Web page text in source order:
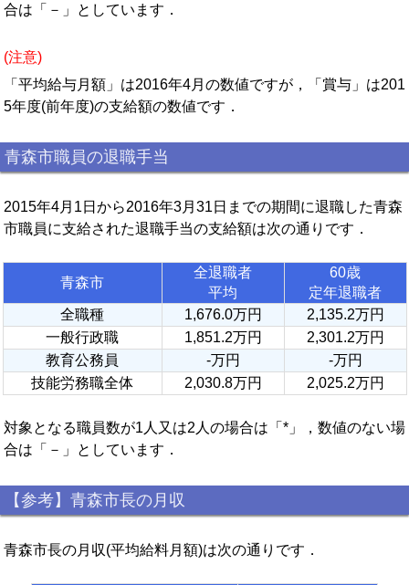
合は「－」としています．
(注意)
「平均給与月額」は2016年4月の数値ですが，「賞与」は201
5年度(前年度)の支給額の数値です．
青森市職員の退職手当
2015年4月1日から2016年3月31日までの期間に退職した青森
市職員に支給された退職手当の支給額は次の通りです．
青森市
全退職者
平均
60歳
定年退職者
全職種
1,676.0万円
2,135.2万円
一般行政職
1,851.2万円
2,301.2万円
教育公務員
-万円
-万円
技能労務職全体
2,030.8万円 2,025.2万円
対象となる職員数が1人又は2人の場合は「*」，数値のない場
合は「－」としています．
【参考】青森市長の月収
青森市長の月収(平均給料月額)は次の通りです．